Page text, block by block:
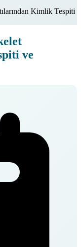
Kimlik Tespiti
ve